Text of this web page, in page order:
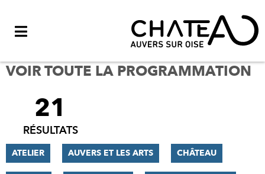
VOIR TOUTE LA PROGRAMMATION
FILTRER
RÉSULTATS
21
RÉSULTATS
ATELIER AUVERS ET LES ARTS CHÂTEAU